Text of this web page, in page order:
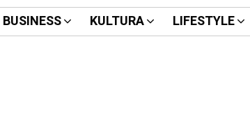
BUSINESS KULTURA LIFESTYLE